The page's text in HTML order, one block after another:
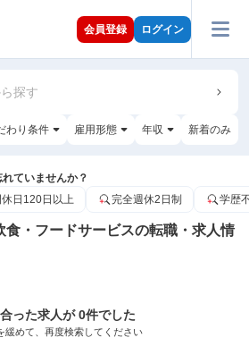
会員登録 ログイン
探す
わり条件 雇用形態 年収 新着のみ
ていませんか？
日120日以上 完全週休2日制 学歴
食・フードサービスの転職・求人情
った求人が 0件でした
緩めて、再度検索してください